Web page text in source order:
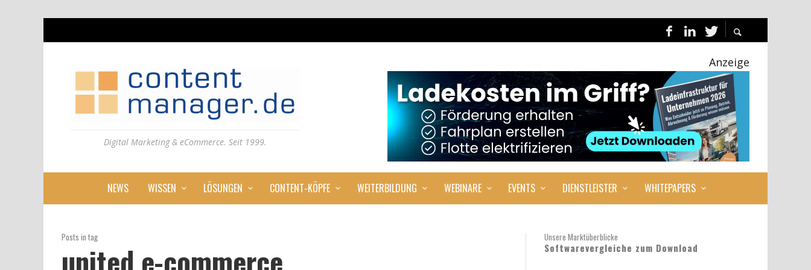
Digital Marketing & eCommerce. Seit 1999.
Anzeige
NEWS WISSEN LÖSUNGEN CONTENT-KÖPFE WEITERBILDUNG WEBINARE EVENTS DIENSTLEISTER WHITEPAPERS
Posts in tag
united e-commerce
Unsere Marktüberblicke
Softwarevergleiche zum Download